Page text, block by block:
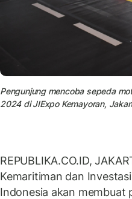
Pengunjung mencoba sepeda
2024 di JIExpo Kemayoran,
REPUBLIKA.CO.ID,
Kemaritiman dan Investasi
Indonesia akan membuat